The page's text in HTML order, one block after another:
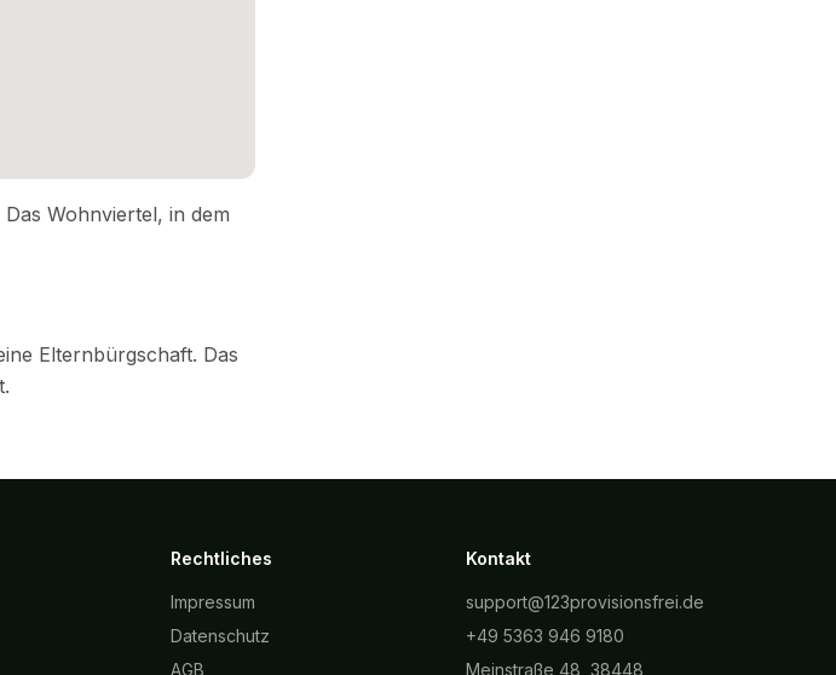
Rechtliches
Impressum
Datenschutz
AGB
Kontakt
support@123provisionsfrei.de
+49 5363 946 9180
Meinstraße 48, 38448